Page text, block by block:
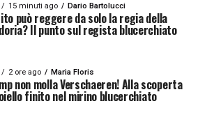
A Femminile
della
15 minuti ago Dario Bartolucci
può reggere da solo la regia della
Il punto sul regista blucerchiato
2 ore ago Maria Floris
non molla Verschaeren! Alla scoperta
finito nel mirino blucerchiato